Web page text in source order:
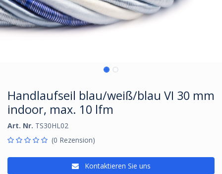
Handlaufseil blau/weiß/blau VI 30 mm
indoor, max. 10 lfm
Art. Nr. TS30HL02
(0 Rezension)
Kontaktieren Sie uns